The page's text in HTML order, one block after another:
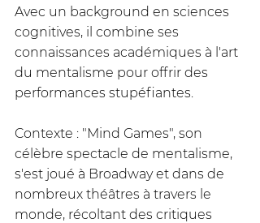
Avec un background en sciences
cognitives, il combine ses
connaissances académiques à l'art
du mentalisme pour offrir des
performances stupéfiantes.
Contexte : "Mind Games", son
célèbre spectacle de mentalisme,
s'est joué à Broadway et dans de
nombreux théâtres à travers le
monde, récoltant des critiques